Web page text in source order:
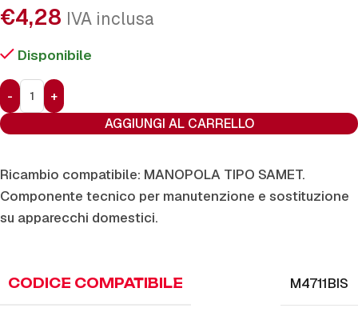
€4,28 IVA inclusa
Disponibile
AGGIUNGI AL CARRELLO
Ricambio compatibile: MANOPOLA TIPO SAMET.
Componente tecnico per manutenzione e sostituzione
su apparecchi domestici.
CODICE COMPATIBILE M4711BIS